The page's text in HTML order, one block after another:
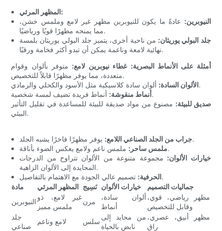
المظهر المرئي:
النيوبرين: عادةً ما يكون للنيوبرين مظهر غير لامع وملمس خشن،
مما يمنحه مظهرًا قويًا ورياضيًا.
جلد البولي يوريثان: من ناحية أخرى، يتميز جلد البولي يوريثان بلمسة
نهائية لامعة وناعمة يمكن أن تبدو أكثر فخامة ورقيًا.
أمثلة على الأنماط البصرية: غطاء نيوبرين لامع: متوفر بألوان وقوام
متعددة، مما يوفر مظهرًا قابلاً للتخصيص.
الألوان السادة:ألوان سادة كلاسيكية مثل الأسود والكحلي والرمادي.
أنماط منقوشة:أنماط فريدة تضيف لمسة شخصية.
صديق للبيئة: مصنوع من مواد صديقة للبيئة للمساعدة في تقليل التأثير
البيئي.
جراب من الجلد الصناعي اللامع:يوفر مظهرًا فاخرًا يشبه الجلد.
ملمس ساحر:ملمس ناعم ولامع يعكس الضوء بأناقة.
خيارات الألوان: مجموعة متنوعة من الألوان تتراوح من الدرجات
المحايدة إلى الألوان الزاهية.
الحرفية:تصميم عالي الجودة مع الاهتمام بالتفاصيل.
مادة
المظهر المرئي نَسِيج خيارات الألوان
جماليات التصميم
النيوبرين
غير لامع، ذو
ملمس مميز
مرن
ألوان سادة،
أنماط
مظهر رياضي، قوي،
وقابل للتخصيص
جلد
صناعي
لامع وناعم سلس
من محايد إلى
نابض بالحياة
مظهر أنيق، عصري،
راقٍ